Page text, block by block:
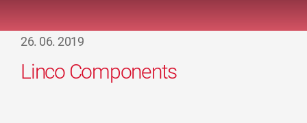
26. 06. 2019
Linco Components